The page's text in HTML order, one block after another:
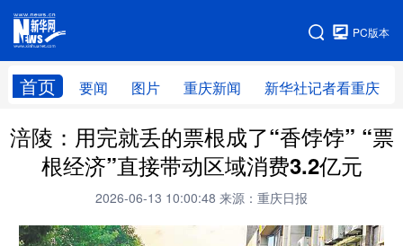
PC版本
首页 要闻 图片 重庆新闻 新华社记者看重庆
网站地图
涪陵：用完就丢的票根成了“香饽饽” “票
根经济”直接带动区域消费3.2亿元
2026-06-13 10:00:48 来源：重庆日报